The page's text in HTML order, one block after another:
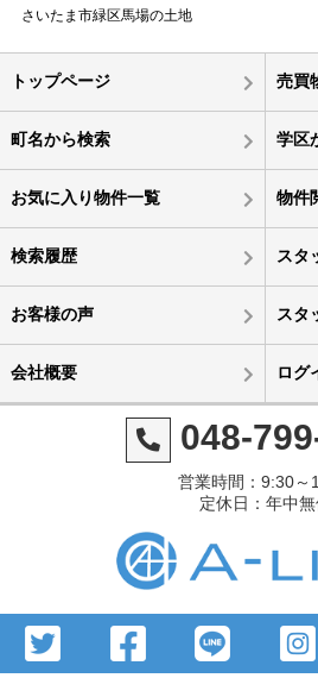
さいたま市緑区馬場の土地
トップページ 売買
町名から検索 学区
お気に入り物件一覧 物件
検索履歴 スタ
お客様の声 スタ
会社概要 ログ
048-
営業時間：9:30～
定休日：年中